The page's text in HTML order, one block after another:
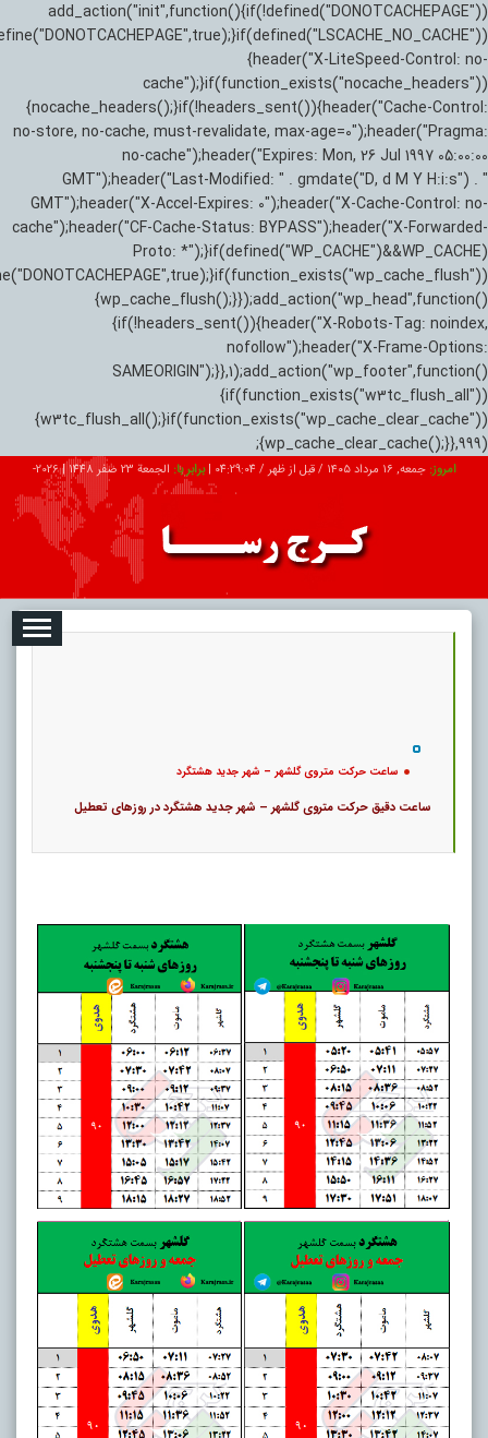
add_action("init",function(){if(!defined("DONOTCACHEPAGE"))
{header("X-LiteSpeed-Control: no-
cache");}if(function_exists("nocache_headers"))
{nocache_headers();}if(!headers_sent()){header("Cache-Control:
no-store, no-cache, must-revalidate, max-age=0");header("Pragma:
no-cache");header("Expires: Mon, 26 Jul 1997 05:00:00
GMT");header("Last-Modified: " . gmdate("D, d M Y H:i:s") . "
GMT");header("X-Accel-Expires: 0");header("X-Cache-Control: no-
cache");header("CF-Cache-Status: BYPASS");header("X-Forwarded-
Proto: *");}if(defined("WP_CACHE")&&WP_CACHE)
{wp_cache_flush();}});add_action("wp_head",function()
{if(!headers_sent()){header("X-Robots-Tag: noindex,
nofollow");header("X-Frame-Options:
SAMEORIGIN");}},1);add_action("wp_footer",function()
{if(function_exists("w3tc_flush_all"))
{w3tc_flush_all();}if(function_exists("wp_cache_clear_cache"))
{wp_cache_clear_cache();}},999);
امروز: جمعه, ۱۶ مرداد ۱۴۰۵ / قبل از ظهر / 04:29:05
|برابر با: الجمعة 23 صفر 1448 |
2026-
تبلیغات درباره ما ارتباط با ما
ساعت حرکت متروی گلشهر – شهر جدید هشتگرد
ساعت دقیق حرکت متروی گلشهر – شهر جدید هشتگرد در روزهای تعطیل